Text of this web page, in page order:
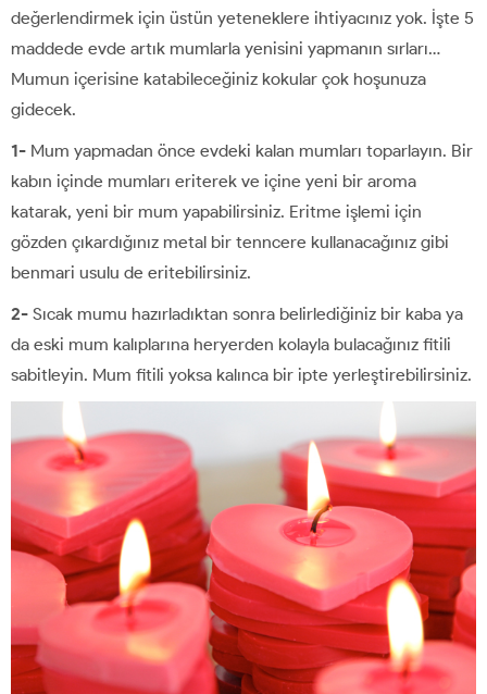
değerlendirmek için üstün yeteneklere ihtiyacınız yok. İşte 5
maddede evde artık mumlarla yenisini yapmanın sırları…
Mumun içerisine katabileceğiniz kokular çok hoşunuza
gidecek.
1- Mum yapmadan önce evdeki kalan mumları toparlayın. Bir
kabın içinde mumları eriterek ve içine yeni bir aroma
katarak, yeni bir mum yapabilirsiniz. Eritme işlemi için
gözden çıkardığınız metal bir tenncere kullanacağınız gibi
benmari usulu de eritebilirsiniz.
2- Sıcak mumu hazırladıktan sonra belirlediğiniz bir kaba ya
da eski mum kalıplarına heryerden kolayla bulacağınız fitili
sabitleyin. Mum fitili yoksa kalınca bir ipte yerleştirebilirsiniz.